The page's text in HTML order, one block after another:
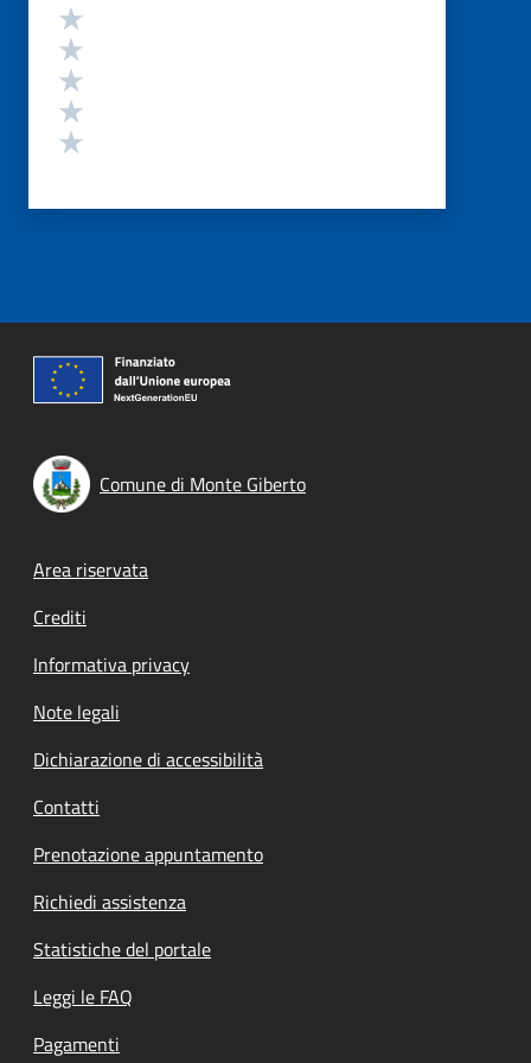
Valutazione
Comune di Monte Giberto
Footer menu
Area riservata
Crediti
Informativa privacy
Note legali
Dichiarazione di accessibilità
Contatti
Prenotazione appuntamento
Richiedi assistenza
Statistiche del portale
Leggi le FAQ
Pagamenti